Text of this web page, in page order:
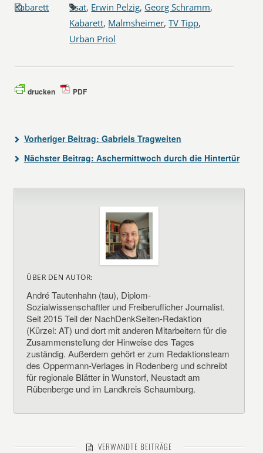
Kabarett 3sat, Erwin Pelzig, Georg Schramm,
Kabarett, Malmsheimer,TV Tipp,
Urban Priol
drucken PDF
Vorheriger Beitrag: Gabriels Tragweiten
Nächster Beitrag: Aschermittwoch durch die Hintertür
ÜBER DEN AUTOR:
André Tautenhahn (tau), Diplom-
Sozialwissenschaftler und Freiberuflicher Journalist.
Seit 2015 Teil der NachDenkSeiten-Redaktion
(Kürzel: AT) und dort mit anderen Mitarbeitern für die
Zusammenstellung der Hinweise des Tages
zuständig. Außerdem gehört er zum Redaktionsteam
des Oppermann-Verlages in Rodenberg und schreibt
für regionale Blätter in Wunstorf, Neustadt am
Rübenberge und im Landkreis Schaumburg.
VERWANDTE BEITRÄGE